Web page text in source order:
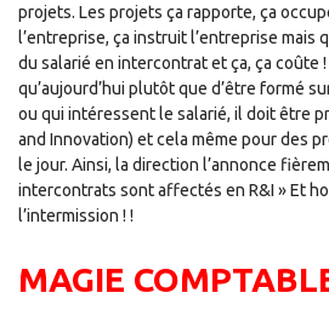
projets. Les projets ça rapporte, ça
l’entreprise, ça instruit l’entreprise mais
du salarié en intercontrat et ça, ça coûte
qu’aujourd’hui plutôt que d’être formé
ou qui intéressent le salarié, il doit être
and Innovation) et cela même pour des
le jour. Ainsi, la direction l’annonce
intercontrats sont affectés en R&I » Et
l’intermission ! !
MAGIE